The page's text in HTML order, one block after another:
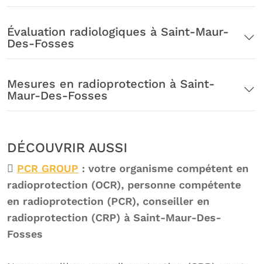
Évaluation radiologiques à Saint-Maur-
Des-Fosses
Mesures en radioprotection à Saint-
Maur-Des-Fosses
DÉCOUVRIR AUSSI
PCR GROUP : votre organisme compétent en
radioprotection (OCR), personne compétente
en radioprotection (PCR), conseiller en
radioprotection (CRP) à Saint-Maur-Des-
Fosses